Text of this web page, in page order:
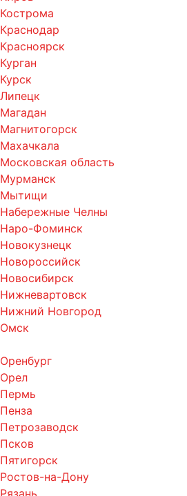
Кострома
Краснодар
Красноярск
Курган
Курск
Липецк
Магадан
Магнитогорск
Махачкала
Московская область
Мурманск
Мытищи
Набережные Челны
Наро-Фоминск
Новокузнецк
Новороссийск
Новосибирск
Нижневартовск
Нижний Новгород
Омск
Оренбург
Орел
Пермь
Пенза
Петрозаводск
Псков
Пятигорск
Ростов-на-Дону